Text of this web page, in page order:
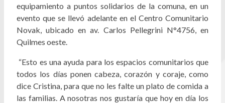
equipamiento a puntos solidarios de la comuna, en un
evento que se llevó adelante en el Centro Comunitario
Novak, ubicado en av. Carlos Pellegrini N°4756, en
Quilmes oeste.
“Esto es una ayuda para los espacios comunitarios que
todos los días ponen cabeza, corazón y coraje, como
dice Cristina, para que no les falte un plato de comida a
las familias. A nosotras nos gustaría que hoy en día los